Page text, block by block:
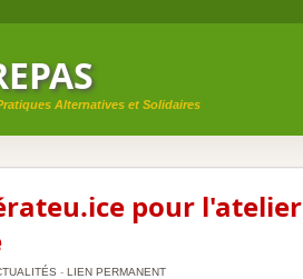
Alternatives et Solidaires
pour l'atelier
- LIEN PERMANENT